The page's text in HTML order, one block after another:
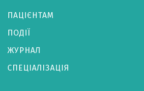
ПАЦІЄНТАМ
ПОДІЇ
ЖУРНАЛ
СПЕЦІАЛІЗАЦІЯ